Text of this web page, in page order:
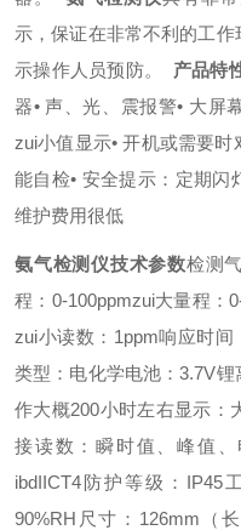
示，保证在非常不利的工作
示操作人员预防。
产品特
器• 声、光、震报警• 大屏
zui小值显示• 开机或需要
能自检• 安全提示：定期闪
维护费用很低
氨气检测仪技术参数检测
程：0-100ppmzui大量程：
zui小读数：1ppm响应时间
类型：电化学电池：3.7V
作大概200小时左右显示：
接读数：瞬时值、峰值
ibdIICT4防护等级：IP45
90%RH 尺寸：126mm（